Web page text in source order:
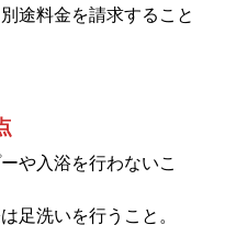
途料金を請求すること
や入浴を行わないこ
足洗いを行うこと。